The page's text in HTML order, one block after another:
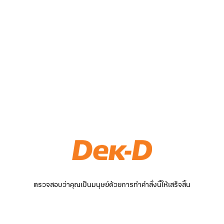
ตรวจสอบว่าคุณเป็นมนุษย์ด้วยการทำคำสั่งนี้ให้เสร็จสิ้น